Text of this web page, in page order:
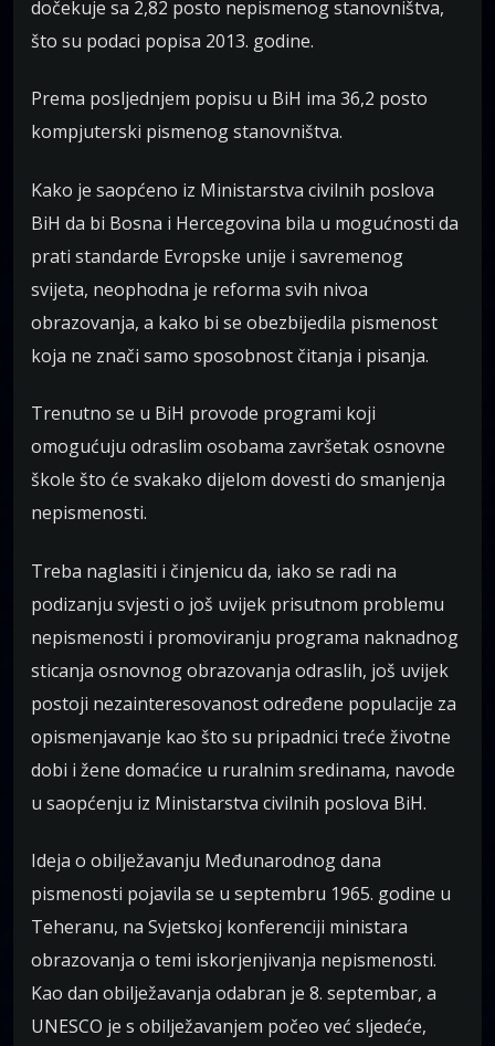
dočekuje sa 2,82 posto nepismenog stanovništva,
što su podaci popisa 2013. godine.
Prema posljednjem popisu u BiH ima 36,2 posto
kompjuterski pismenog stanovništva.
Kako je saopćeno iz Ministarstva civilnih poslova
BiH da bi Bosna i Hercegovina bila u mogućnosti da
prati standarde Evropske unije i savremenog
svijeta, neophodna je reforma svih nivoa
obrazovanja, a kako bi se obezbijedila pismenost
koja ne znači samo sposobnost čitanja i pisanja.
Trenutno se u BiH provode programi koji
omogućuju odraslim osobama završetak osnovne
škole što će svakako dijelom dovesti do smanjenja
nepismenosti.
Treba naglasiti i činjenicu da, iako se radi na
podizanju svjesti o još uvijek prisutnom problemu
nepismenosti i promoviranju programa naknadnog
sticanja osnovnog obrazovanja odraslih, još uvijek
postoji nezainteresovanost određene populacije za
opismenjavanje kao što su pripadnici treće životne
dobi i žene domaćice u ruralnim sredinama, navode
u saopćenju iz Ministarstva civilnih poslova BiH.
Ideja o obilježavanju Međunarodnog dana
pismenosti pojavila se u septembru 1965. godine u
Teheranu, na Svjetskoj konferenciji ministara
obrazovanja o temi iskorjenjivanja nepismenosti.
Kao dan obilježavanja odabran je 8. septembar, a
UNESCO je s obilježavanjem počeo već sljedeće,